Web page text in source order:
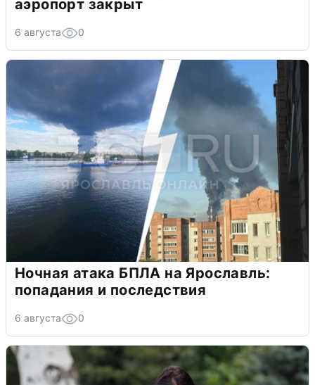
аэропорт закрыт
6 августа 0
Ночная атака БПЛА на Ярославль:
попадания и последствия
6 августа 0